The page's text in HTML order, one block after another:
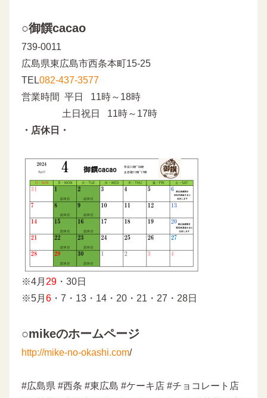
○御饌cacao
739-0011
広島県東広島市西条本町15-25
TEL082-437-3577
営業時間 平日 11時～18時
土日祝日 11時～17時
・店休日・
※4月 29 ・30日
※5月 6 ・7・13・14・20・21・27・28日
○mikeのホームページ
http://mike-no-okashi.com/
#広島県 #西条 #東広島 #ケーキ店 #チョコレート店